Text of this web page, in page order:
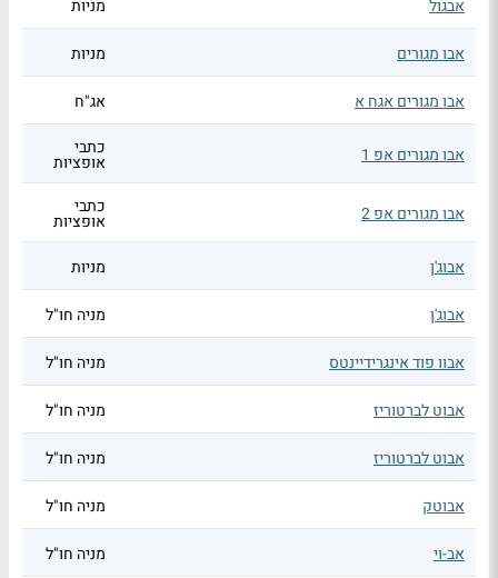
אבגול
מניות
אבו מגורים מניות
אבו מגורים אגח א אג"ח
אבו מגורים אפ 1 כתבי
אופציות
אבו מגורים אפ 2 כתבי
אופציות
אבוג'ן
מניות
אבוג'ן מניה חו"ל
אבוו פוד אינגרידיינטס מניה חו"ל
אבוט לברטוריז מניה חו"ל
אבוט לברטוריז מניה חו"ל
אבוטק מניה חו"ל
אב-וי מניה חו"ל